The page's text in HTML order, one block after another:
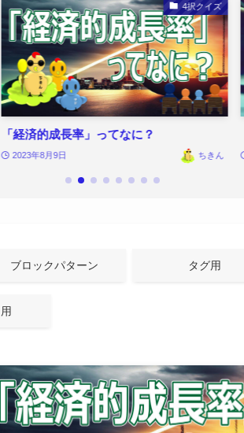
4択クイズ
「経済的成長率」ってなに？
2023年8月9日 ちきん
ブロックパターン タグ用